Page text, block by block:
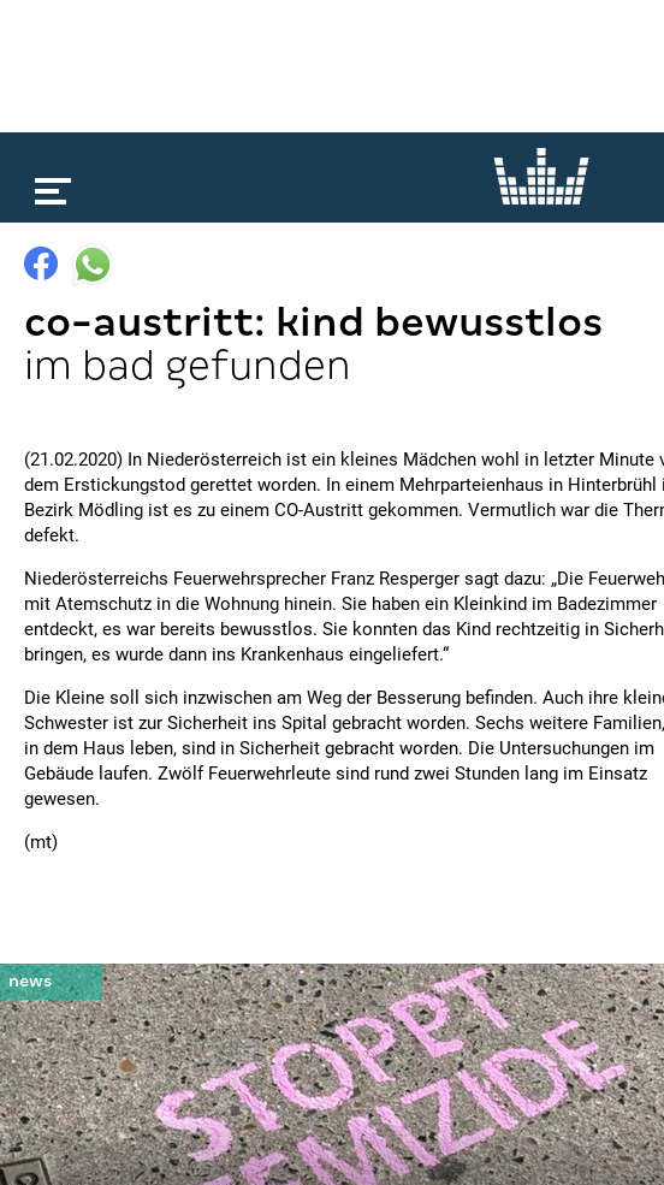
co-austritt: kind bewusstlos
im bad gefunden
(21.02.2020) In Niederösterreich ist ein kleines Mädchen wohl in letzter Minute
dem Erstickungstod gerettet worden. In einem Mehrparteienhaus in Hinterbrühl
Bezirk Mödling ist es zu einem CO-Austritt gekommen. Vermutlich war die
defekt.
Niederösterreichs Feuerwehrsprecher Franz Resperger sagt dazu: „Die
mit Atemschutz in die Wohnung hinein. Sie haben ein Kleinkind im Badezimmer
entdeckt, es war bereits bewusstlos. Sie konnten das Kind rechtzeitig in
bringen, es wurde dann ins Krankenhaus eingeliefert.“
Die Kleine soll sich inzwischen am Weg der Besserung befinden. Auch ihre
Schwester ist zur Sicherheit ins Spital gebracht worden. Sechs weitere
in dem Haus leben, sind in Sicherheit gebracht worden. Die Untersuchungen im
Gebäude laufen. Zwölf Feuerwehrleute sind rund zwei Stunden lang im Einsatz
gewesen.
(mt)